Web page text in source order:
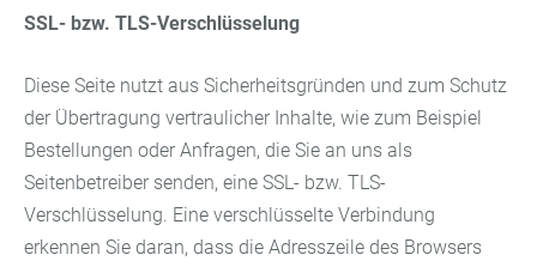
SSL- bzw. TLS-Verschlüsselung
Diese Seite nutzt aus Sicherheitsgründen und zum Schutz
der Übertragung vertraulicher Inhalte, wie zum Beispiel
Bestellungen oder Anfragen, die Sie an uns als
Seitenbetreiber senden, eine SSL- bzw. TLS-
Verschlüsselung. Eine verschlüsselte Verbindung
erkennen Sie daran, dass die Adresszeile des Browsers